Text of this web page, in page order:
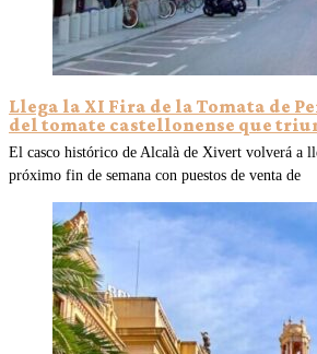
Llega la XI Fira de la Tomata de
del tomate castellonense que
El casco histórico de Alcalà de Xivert volverá a
próximo fin de semana con puestos de venta de